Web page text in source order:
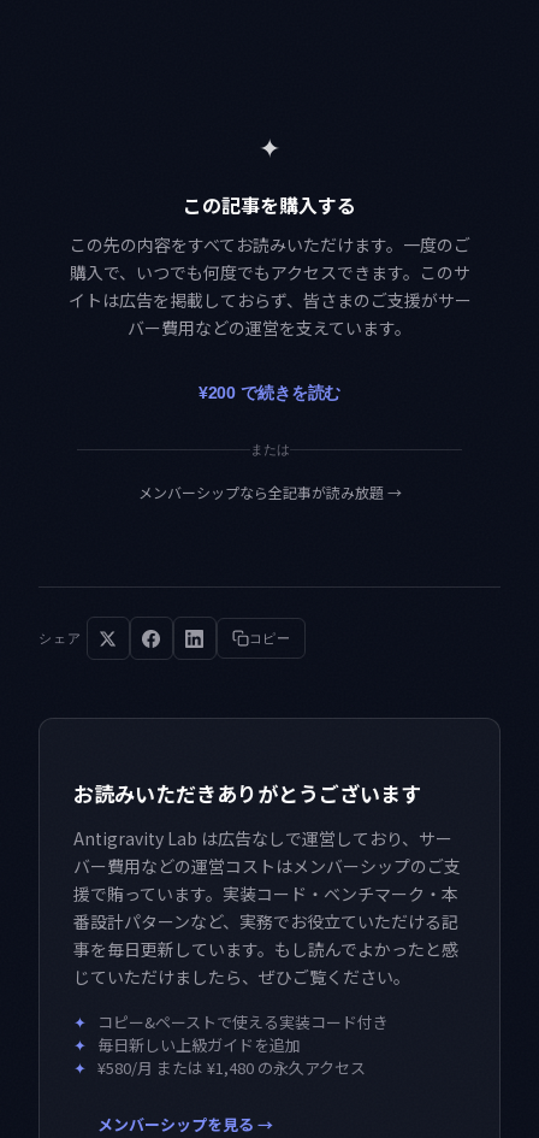
✦
この記事を購入する
この先の内容をすべてお読みいただけます。一度のご
購入で、いつでも何度でもアクセスできます。このサ
イトは広告を掲載しておらず、皆さまのご支援がサー
バー費用などの運営を支えています。
¥200 で続きを読む
または
メンバーシップなら全記事が読み放題→
シェア コピー
お読みいただきありがとうございます
Antigravity Lab は広告なしで運営しており、サー
バー費用などの運営コストはメンバーシップのご支
援で賄っています。実装コード・ベンチマーク・本
番設計パターンなど、実務でお役立ていただける記
事を毎日更新しています。もし読んでよかったと感
じていただけましたら、ぜひご覧ください。
✦
コピー&ペーストで使える実装コード付き
✦ 毎日新しい上級ガイドを追加
✦ ¥580/月 または ¥1,480 の永久アクセス
メンバーシップを見る →